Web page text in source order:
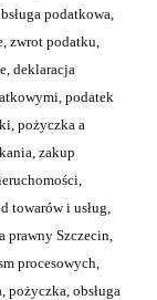
podatkowa,
zwrot podatku,
deklaracja
podatek
pożyczka a
zakup
towarów i usług,
prawny Szczecin,
procesowych,
pożyczka, obsługa